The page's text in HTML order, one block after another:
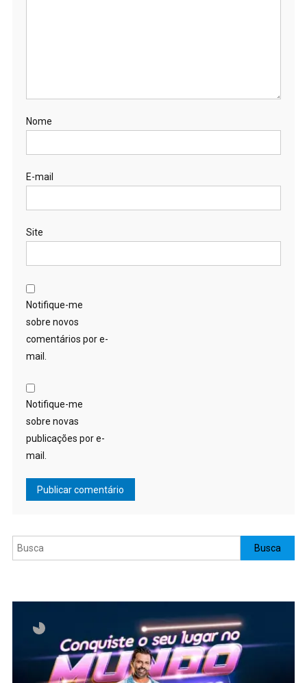
Nome
E-mail
Site
Notifique-me
sobre novos
comentários por e-
mail.
Notifique-me
sobre novas
publicações por e-
mail.
Pesquisar Busca